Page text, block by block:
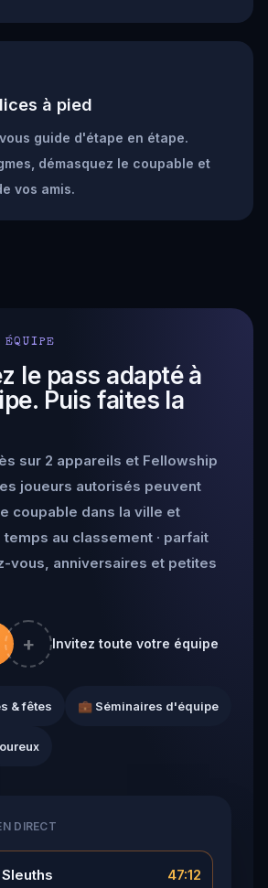
à pied
guide d'étape en étape.
démasquez le coupable et
vos amis.
ÉQUIPE
le pass adapté à
Puis faites la
sur 2 appareils et Fellowship
joueurs autorisés peuvent
coupable dans la ville et
au classement · parfait
vous, anniversaires et petites
+ Invitez toute votre équipe
& fêtes 💼 Séminaires d'équipe
DIRECT
47:12